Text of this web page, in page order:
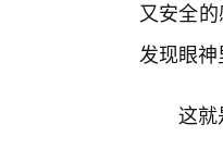
又安全
发现眼
这